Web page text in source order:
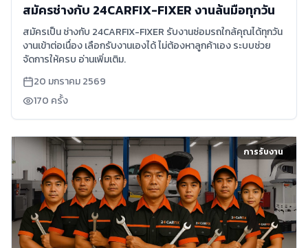
สมัครช่างกับ 24CARFIX-FIXER งานล้นมือทุกวัน
สมัครเป็น ช่างกับ 24CARFIX-FIXER รับงานซ่อมรถใกล้คุณได้ทุกวัน
งานเข้าต่อเนื่อง เลือกรับงานเองได้ ไม่ต้องหาลูกค้าเอง ระบบช่วย
จัดการให้ครบ อ่านเพิ่มเติม.
20 มกราคม 2569
170 ครั้ง
การรับงาน